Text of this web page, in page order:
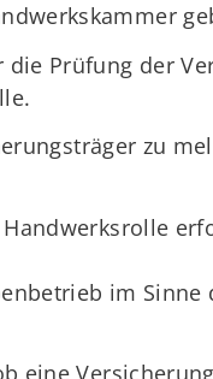
Prüfung der
zu
im Sinne